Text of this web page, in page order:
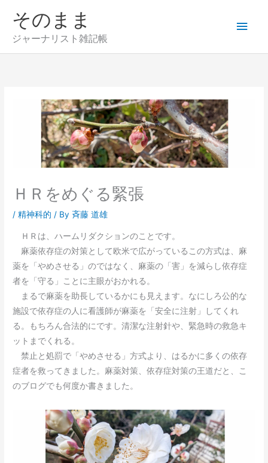
ス
そのまま
ジャーナリスト雑記帳
メ
イ
ＨＲをめぐる緊張
/精神科的 / By斉藤 道雄
ＨＲは、ハームリダクションのことです。
麻薬依存症の対策として欧米で広がっているこの方式は、麻
薬を「やめさせる」のではなく、麻薬の「害」を減らし依存症
者を「守る」ことに主眼がおかれる。
まるで麻薬を助長しているかにも見えます。なにしろ公的な
施設で依存症の人に看護師が麻薬を「安全に注射」してくれ
る。もちろん合法的にです。清潔な注射針や、緊急時の救急キ
ットまでくれる。
禁止と処罰で「やめさせる」方式より、はるかに多くの依存
症者を救ってきました。麻薬対策、依存症対策の王道だと、こ
のブログでも何度か書きました。